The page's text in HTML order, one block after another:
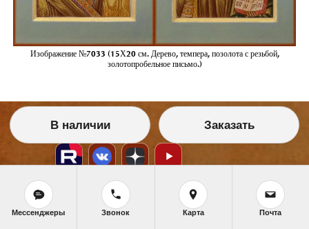
Изображение №7033 (15Х20 см. Дерево, темпера, позолота с резьбой,
золотопробельное письмо.)
В наличии Заказать
Мессенджеры Звонок Карта Почта